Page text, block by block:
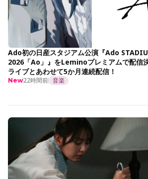
Ado初の日産スタジアム公演『Ado
2026「Ao」』をLeminoプレミアムで配信
ライブとあわせて5か月連続配信！
New22時間前 音楽